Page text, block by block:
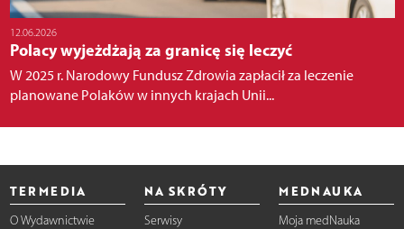
12.06.2026
Polacy wyjeżdżają za granicę się leczyć
W 2025 r. Narodowy Fundusz Zdrowia zapłacił za leczenie
planowane Polaków w innych krajach Unii...
TERMEDIA
O Wydawnictwie
NA SKRÓTY
Serwisy
MEDNAUKA
Moja medNauka